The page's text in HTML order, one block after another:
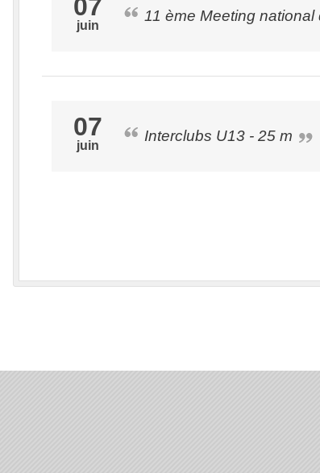
07
juin
11 ème Meeting
07
juin
Interclubs U13 - 25 m